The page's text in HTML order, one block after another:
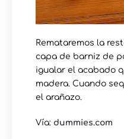
Remataremos la
capa de barniz de
igualar el acabado
madera. Cuando
el arañazo.
Vía: dummies.com